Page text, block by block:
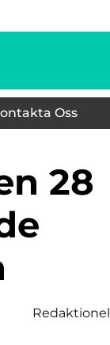
Oss
Redaktionel